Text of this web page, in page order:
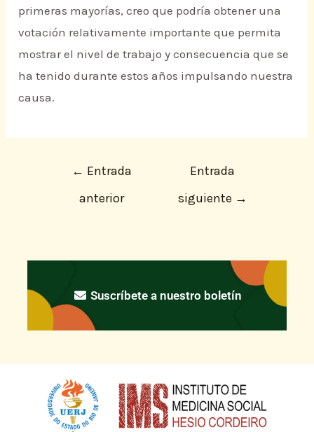
primeras mayorías, creo que podría obtener una
votación relativamente importante que permita
mostrar el nivel de trabajo y consecuencia que se
ha tenido durante estos años impulsando nuestra
causa.
← Entrada
anterior
Entrada
siguiente →
Suscríbete a nuestro boletín